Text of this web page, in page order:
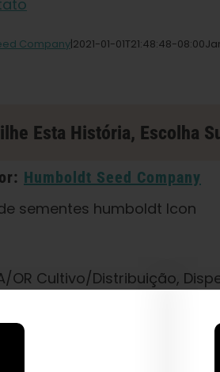
Company|2021-01-01T21:48:48-
Esta História, Escolha
Humboldt Seed Company
OR Cultivo/Distribuição,